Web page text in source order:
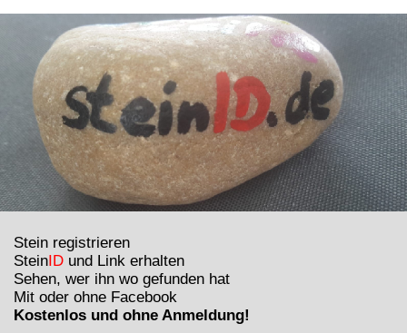
Stein registrieren
Stein ID und Link erhalten
Sehen, wer ihn wo gefunden hat
Mit oder ohne Facebook
Kostenlos und ohne Anmeldung!